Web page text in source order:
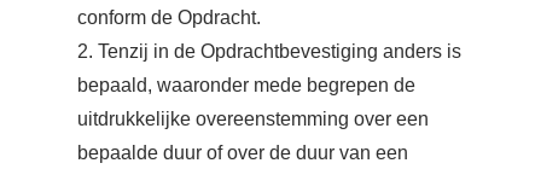
conform de Opdracht.
2. Tenzij in de Opdrachtbevestiging anders is
bepaald, waaronder mede begrepen de
uitdrukkelijke overeenstemming over een
bepaalde duur of over de duur van een